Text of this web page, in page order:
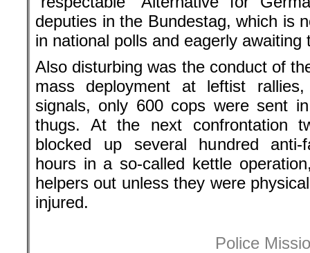
deputies in the Bundestag, which is
in national polls and eagerly awaiting
Also disturbing was the conduct of
mass deployment at leftist
signals, only 600 cops were sent
thugs. At the next confrontation
blocked up several hundred anti-
hours in a so-called kettle
helpers out unless they were
injured.
Police